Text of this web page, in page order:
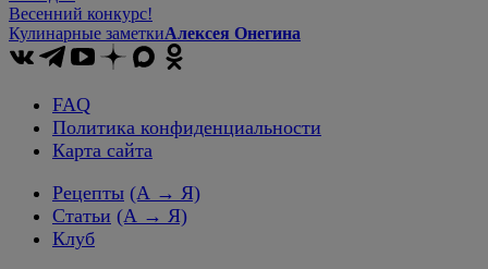
Весенний конкурс!
Кулинарные заметкиАлексея Онегина
FAQ
Политика конфиденциальности
Карта сайта
Рецепты (А → Я)
Статьи (А → Я)
Клуб